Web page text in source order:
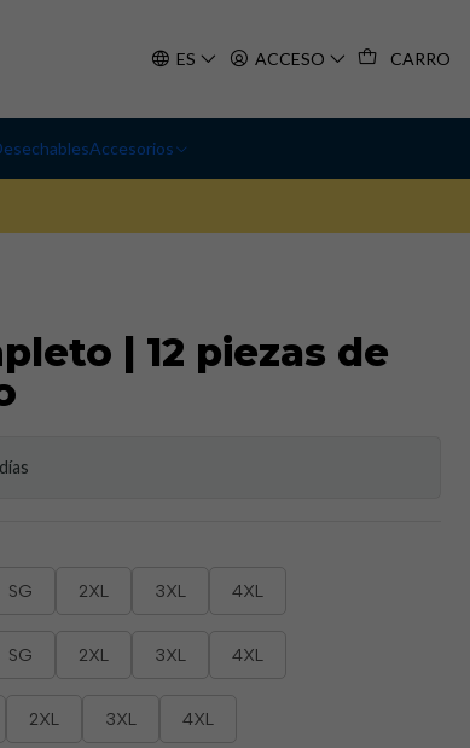
ES ACCESO CARRO
Accesorios
| 12 piezas de
SG 2XL 3XL 4XL
SG 2XL 3XL 4XL
2XL 3XL 4XL